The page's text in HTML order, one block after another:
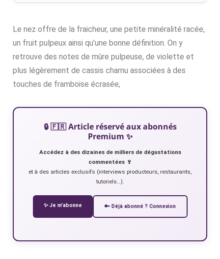
Le nez offre de la fraicheur, une petite minéralité racée,
un fruit pulpeux ainsi qu’une bonne définition. On y
retrouve des notes de mûre pulpeuse, de violette et
plus légèrement de cassis charnu associées à des
touches de framboise écrasée,
🔒 🇫🇷 Article réservé aux abonnés
Premium ✨
Accédez à des dizaines de milliers de dégustations
commentées 🍷
et à des articles exclusifs (interviews producteurs, restaurants,
tutoriels…).
✨ Je m’abonne 🔑 Déjà abonné ? Connexion